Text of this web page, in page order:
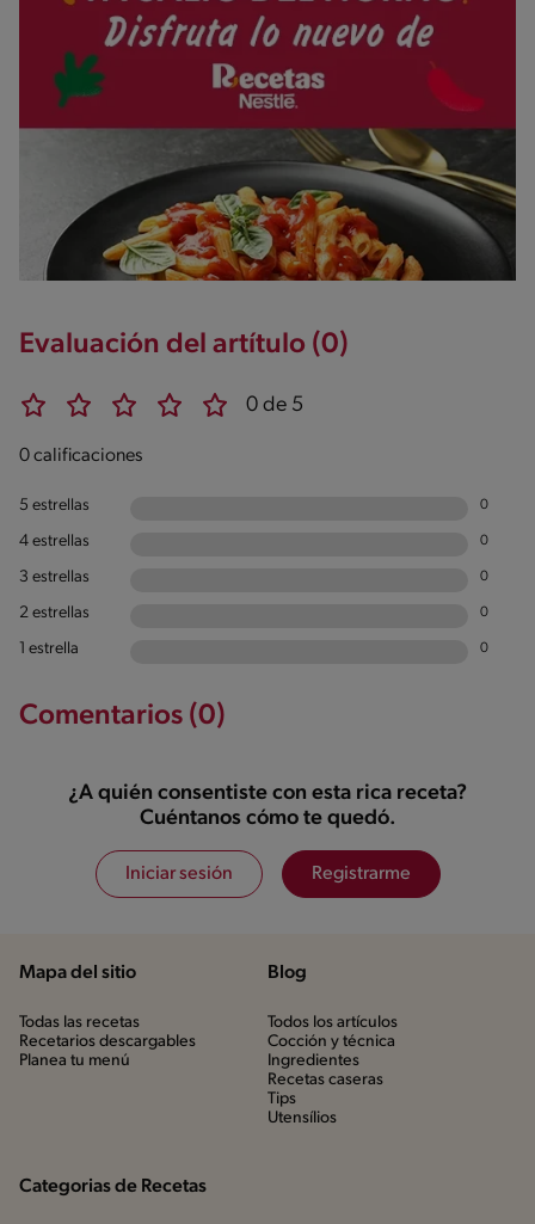
Evaluación del artítulo (0)
0 de 5
0 calificaciones
5 estrellas 0
4 estrellas 0
3 estrellas 0
2 estrellas 0
1 estrella 0
Comentarios (0)
¿A quién consentiste con esta rica receta?
Cuéntanos cómo te quedó.
Iniciar sesión Registrarme
Mapa del sitio
Todas las recetas
Recetarios descargables
Planea tu menú
Blog
Todos los artículos
Cocción y técnica
Ingredientes
Recetas caseras
Tips
Utensílios
Categorias de Recetas